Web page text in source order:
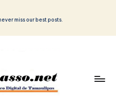
miss our best posts.